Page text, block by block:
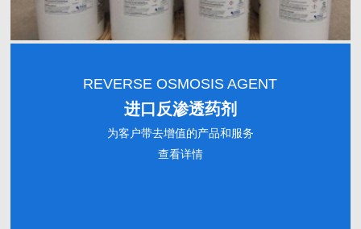
REVERSE OSMOSIS AGENT
进口反渗透药剂
为客户带去增值的产品和服务
查看详情